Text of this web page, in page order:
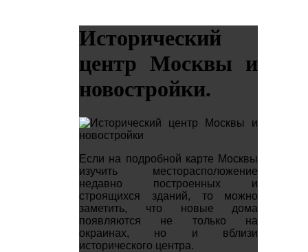
Исторический
центр Москвы и
новостройки.
Если на подробной карте Москвы
изучить месторасположение
недавно построенных и
строящихся зданий, то можно
заметить, что новые дома
появляются не только на
окраинах, но и вблизи
исторического центра.